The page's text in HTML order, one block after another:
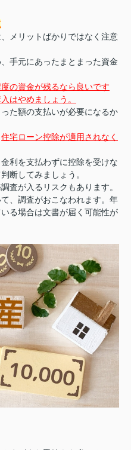
メリットばかりではなく注意
手元にあったまとまった資金
の資金が残るなら良いです
はやめましょう。
た額の支払いが必要になるか
住宅ローン控除が適用されなく
利を支払わずに控除を受けな
断してみましょう。
査が入るリスクもあります。
、調査がおこなわれます。年
る場合は文書が届く可能性が